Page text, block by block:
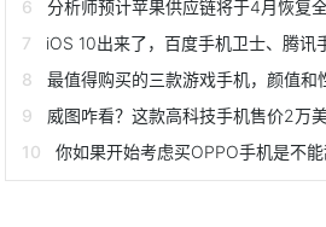
分析师预计苹果供应链将于4月恢复
iOS 10出来了，百度手机卫士、腾讯
最值得购买的三款游戏手机，颜值和性
威图咋看？这款高科技手机售价2万
你如果开始考虑买OPPO手机是不能